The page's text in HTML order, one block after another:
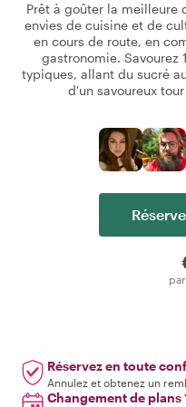
Prêt à goûter la meilleure
envies de cuisine et de
en cours de route, en
gastronomie.
typiques, allant du sucré
d'un savoureux
Réservez en toute
Annulez et obtenez un
Changement de plans